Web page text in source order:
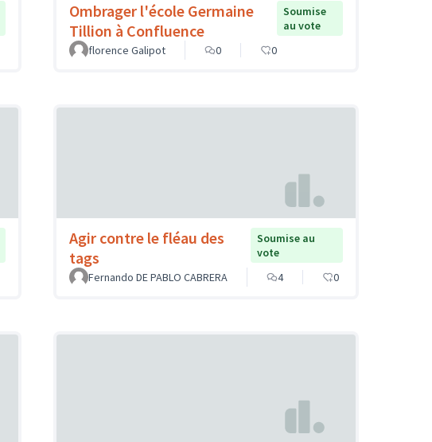
Ombrager l'école Germaine
Tillion à Confluence
Soumise
au vote
florence Galipot
0 0
Agir contre le fléau des
tags
Soumise au
vote
Fernando DE PABLO CABRERA
4 0